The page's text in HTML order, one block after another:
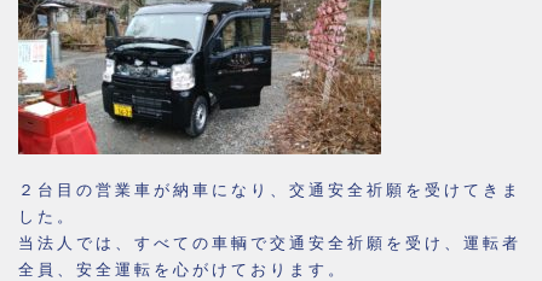
２台目の営業車が納車になり、交通安全祈願を受けてきま
した。
当法人では、すべての車輌で交通安全祈願を受け、運転者
全員、安全運転を心がけております。